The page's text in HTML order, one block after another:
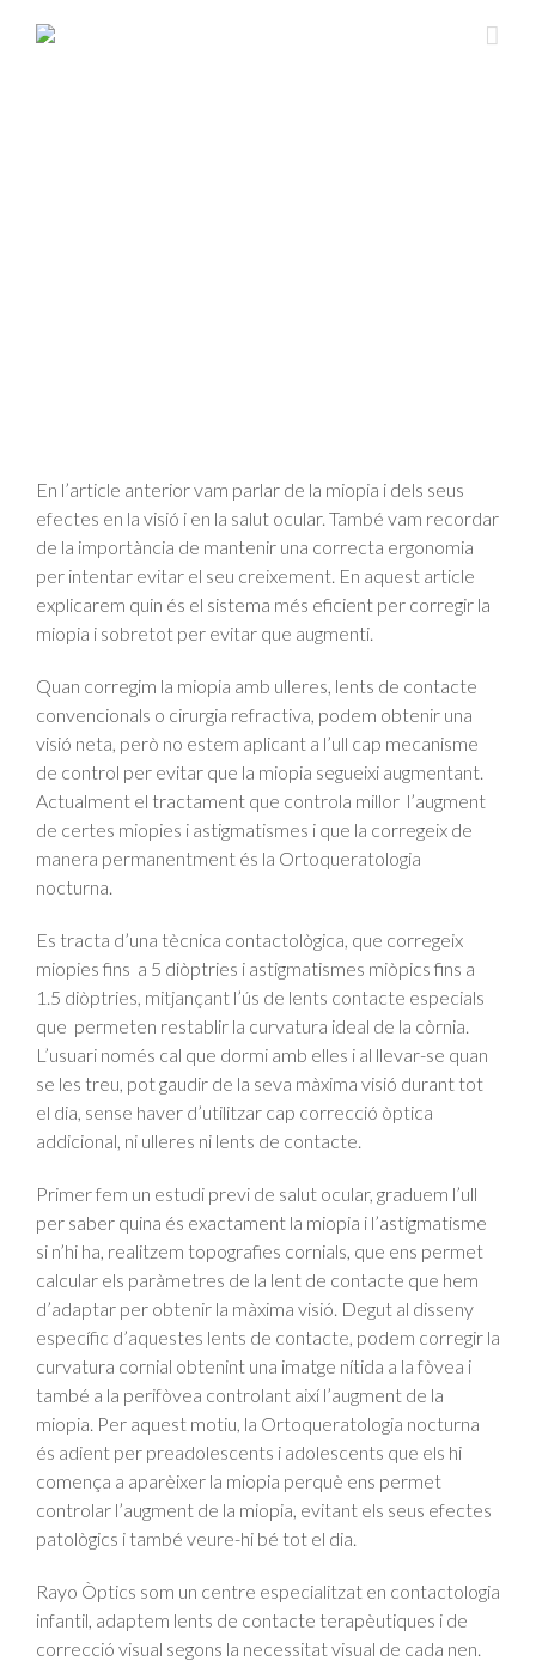
En l’article anterior vam parlar de la miopia i dels seus
efectes en la visió i en la salut ocular. També vam recordar
de la importància de mantenir una correcta ergonomia
per intentar evitar el seu creixement. En aquest article
explicarem quin és el sistema més eficient per corregir la
miopia i sobretot per evitar que augmenti.
Quan corregim la miopia amb ulleres, lents de contacte
convencionals o cirurgia refractiva, podem obtenir una
visió neta, però no estem aplicant a l’ull cap mecanisme
de control per evitar que la miopia segueixi augmentant.
Actualment el tractament que controla millor l’augment
de certes miopies i astigmatismes i que la corregeix de
manera permanentment és la Ortoqueratologia
nocturna.
Es tracta d’una tècnica contactològica, que corregeix
miopies fins a 5 diòptries i astigmatismes miòpics fins a
1.5 diòptries, mitjançant l’ús de lents contacte especials
que permeten restablir la curvatura ideal de la còrnia.
L’usuari només cal que dormi amb elles i al llevar-se quan
se les treu, pot gaudir de la seva màxima visió durant tot
el dia, sense haver d’utilitzar cap correcció òptica
addicional, ni ulleres ni lents de contacte.
Primer fem un estudi previ de salut ocular, graduem l’ull
per saber quina és exactament la miopia i l’astigmatisme
si n’hi ha, realitzem topografies cornials, que ens permet
calcular els paràmetres de la lent de contacte que hem
d’adaptar per obtenir la màxima visió. Degut al disseny
específic d’aquestes lents de contacte, podem corregir la
curvatura cornial obtenint una imatge nítida a la fòvea i
també a la perifòvea controlant així l’augment de la
miopia. Per aquest motiu, la Ortoqueratologia nocturna
és adient per preadolescents i adolescents que els hi
comença a aparèixer la miopia perquè ens permet
controlar l’augment de la miopia, evitant els seus efectes
patològics i també veure-hi bé tot el dia.
Rayo Òptics som un centre especialitzat en contactologia
infantil, adaptem lents de contacte terapèutiques i de
correcció visual segons la necessitat visual de cada nen.